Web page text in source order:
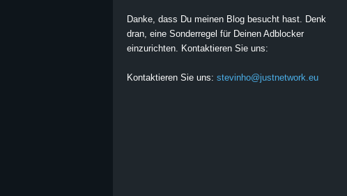
Danke, dass Du meinen Blog besucht hast. Denk
dran, eine Sonderregel für Deinen Adblocker
einzurichten. Kontaktieren Sie uns:
Kontaktieren Sie uns: stevinho@justnetwork.eu